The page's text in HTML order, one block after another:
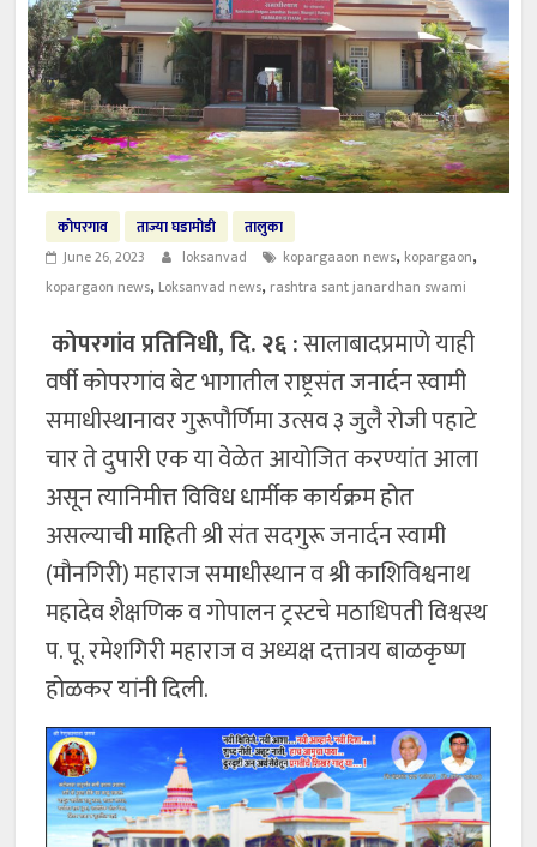
कोपरगाव ताज्या घडामोडी
तालुका
June 26, 2023
loksanvad kopargaaon news, kopargaon,
kopargaon news, Loksanvad news, rashtra sant janardhan swami
कोपरगांव प्रतिनिधी, दि. २६ :सालाबादप्रमाणे याही
वर्षी कोपरगांव बेट भागातील राष्ट्रसंत जनार्दन स्वामी
समाधीस्थानावर गुरूपौर्णिमा उत्सव ३ जुलै रोजी पहाटे
चार ते दुपारी एक या वेळेत आयोजित करण्यांत आला
असून त्यानिमीत्त विविध धार्मीक कार्यक्रम होत
असल्याची माहिती श्री संत सदगुरू जनार्दन स्वामी
(मौनगिरी) महाराज समाधीस्थान व श्री काशिविश्वनाथ
महादेव शैक्षणिक व गोपालन ट्रस्टचे मठाधिपती विश्वस्थ
प. पू. रमेशगिरी महाराज व अध्यक्ष दत्तात्रय बाळकृष्ण
होळकर यांनी दिली.